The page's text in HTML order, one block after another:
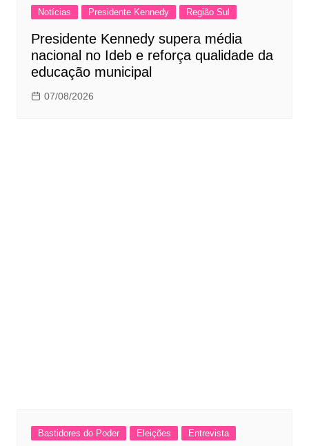
Notícias
Presidente Kennedy Região Sul
Presidente Kennedy supera média
nacional no Ideb e reforça qualidade da
educação municipal
07/08/2026
Bastidores do Poder Eleições
Entrevista